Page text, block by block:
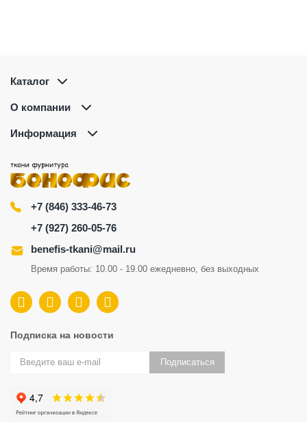
Каталог
О компании
Информация
+7 (846) 333-46-73
+7 (927) 260-05-76
benefis-tkani@mail.ru
Время работы: 10.00 - 19.00 ежедневно, без выходных
Подписка на новости
Подписаться